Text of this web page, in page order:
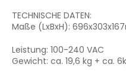
TECHNISCHE DATEN:
Maße (LxBxH):
Leistung: 100-240 VAC
Gewicht: ca. 19,6 kg + ca.